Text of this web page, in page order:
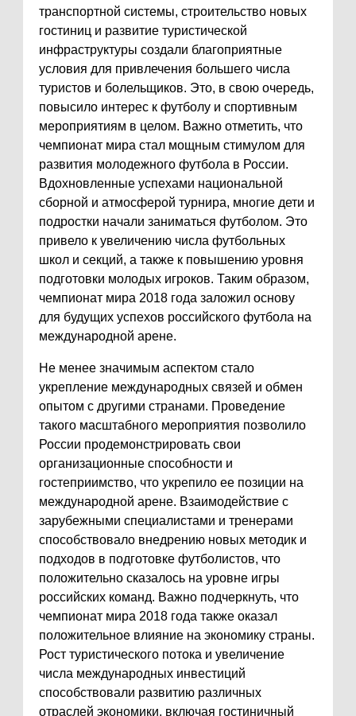
транспортной системы, строительство новых
гостиниц и развитие туристической
инфраструктуры создали благоприятные
условия для привлечения большего числа
туристов и болельщиков. Это, в свою очередь,
повысило интерес к футболу и спортивным
мероприятиям в целом. Важно отметить, что
чемпионат мира стал мощным стимулом для
развития молодежного футбола в России.
Вдохновленные успехами национальной
сборной и атмосферой турнира, многие дети и
подростки начали заниматься футболом. Это
привело к увеличению числа футбольных
школ и секций, а также к повышению уровня
подготовки молодых игроков. Таким образом,
чемпионат мира 2018 года заложил основу
для будущих успехов российского футбола на
международной арене.
Не менее значимым аспектом стало
укрепление международных связей и обмен
опытом с другими странами. Проведение
такого масштабного мероприятия позволило
России продемонстрировать свои
организационные способности и
гостеприимство, что укрепило ее позиции на
международной арене. Взаимодействие с
зарубежными специалистами и тренерами
способствовало внедрению новых методик и
подходов в подготовке футболистов, что
положительно сказалось на уровне игры
российских команд. Важно подчеркнуть, что
чемпионат мира 2018 года также оказал
положительное влияние на экономику страны.
Рост туристического потока и увеличение
числа международных инвестиций
способствовали развитию различных
отраслей экономики, включая гостиничный